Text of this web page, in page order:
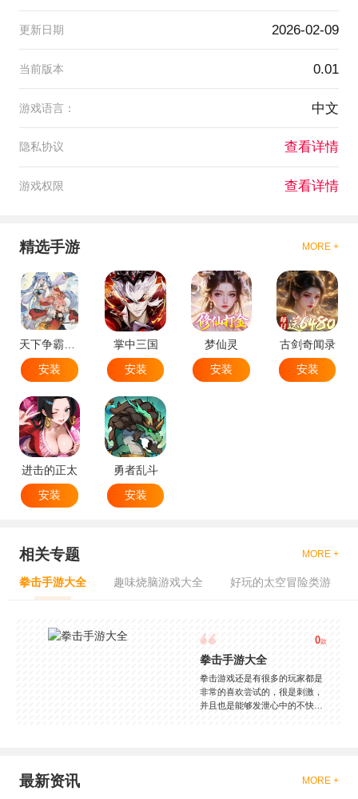
更新日期 2026-02-09
当前版本 0.01
游戏语言： 中文
隐私协议 查看详情
游戏权限 查看详情
精选手游 MORE +
天下争霸三国志
安装
掌中三国
安装
梦仙灵
安装
古剑奇闻录
安装
进击的正太
安装
勇者乱斗
安装
相关专题 MORE +
拳击手游大全 趣味烧脑游戏大全 好玩的太空冒险类游
0款
拳击手游大全
拳击游戏还是有很多的玩家都是
非常的喜欢尝试的，很是刺激，
并且也是能够发泄心中的不快
够去进行体验的，我们也是能够
最新资讯 MORE +